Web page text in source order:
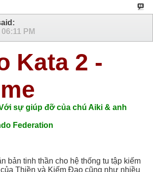
06:11 PM
Kata 2 -
sự giúp đỡ của chú Aiki & anh
Federation
bản tinh thần cho hệ thống tu tập kiếm
Thiền và Kiếm Đạo cũng như nhiều